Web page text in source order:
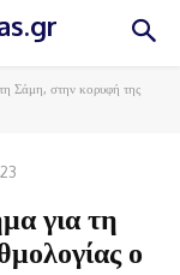
Σάμη, στην κορυφή της
για τη
ο